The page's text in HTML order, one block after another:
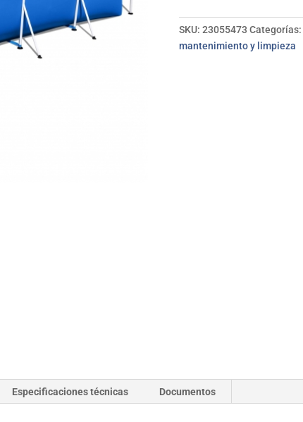
SKU: 23055473 Categorías:
mantenimiento y limpieza
Especificaciones técnicas Documentos